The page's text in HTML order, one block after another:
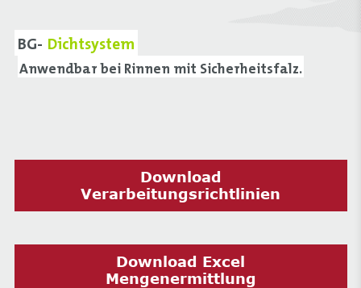
BG- Dichtsystem
Anwendbar bei Rinnen mit Sicherheitsfalz.
Download
Verarbeitungsrichtlinien
Download Excel
Mengenermittlung